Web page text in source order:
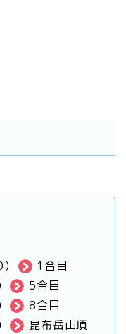
1合目
5合目
8合目
昆布岳山頂